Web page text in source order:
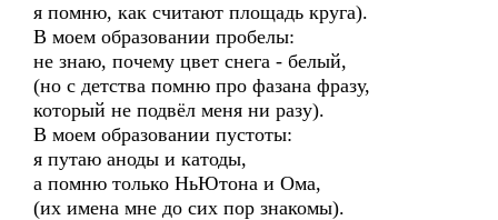
я помню, как считают площадь круга).
В моем образовании пробелы:
не знаю, почему цвет снега - белый,
(но с детства помню про фазана фразу,
который не подвёл меня ни разу).
В моем образовании пустоты:
я путаю аноды и катоды,
а помню только НьЮтона и Ома,
(их имена мне до сих пор знакомы).